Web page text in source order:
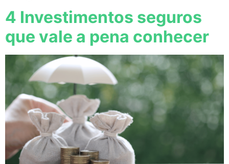
4 Investimentos seguros
que vale a pena conhecer